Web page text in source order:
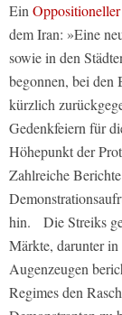
Ein
dem Iran: »Eine
sowie in den
begonnen, bei den
kürzlich
Gedenkfeiern für
Höhepunkt der
Zahlreiche
hin. Die Streiks
Märkte, darunter in
Augenzeugen
Regimes den